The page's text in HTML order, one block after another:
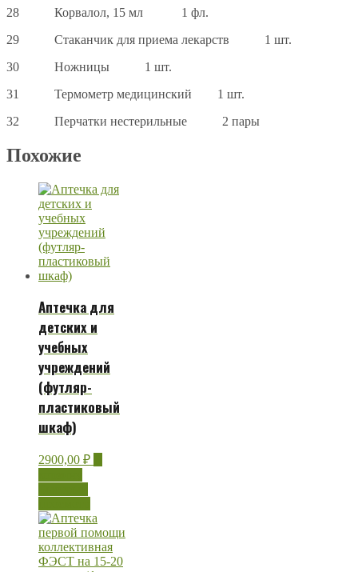
28 Корвалол, 15 мл 1 фл.
29 Стаканчик для приема лекарств 1 шт.
30 Ножницы 1 шт.
31 Термометр медицинский 1 шт.
32 Перчатки нестерильные 2 пары
Похожие
Аптечка для
детских и
учебных
учреждений
(футляр-
пластиковый
шкаф)
2900,00 ₽